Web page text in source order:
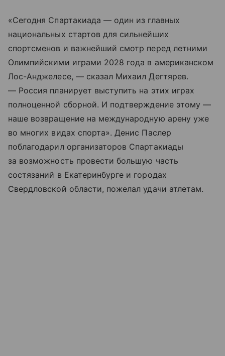
«Сегодня Спартакиада — один из главных
национальных стартов для сильнейших
спортсменов и важнейший смотр перед летними
Олимпийскими играми 2028 года в американском
Лос-Анджелесе, — сказал Михаил Дегтярев.
— Россия планирует выступить на этих играх
полноценной сборной. И подтверждение этому —
наше возвращение на международную арену уже
во многих видах спорта». Денис Паслер
поблагодарил организаторов Спартакиады
за возможность провести большую часть
состязаний в Екатеринбурге и городах
Свердловской области, пожелал удачи атлетам.